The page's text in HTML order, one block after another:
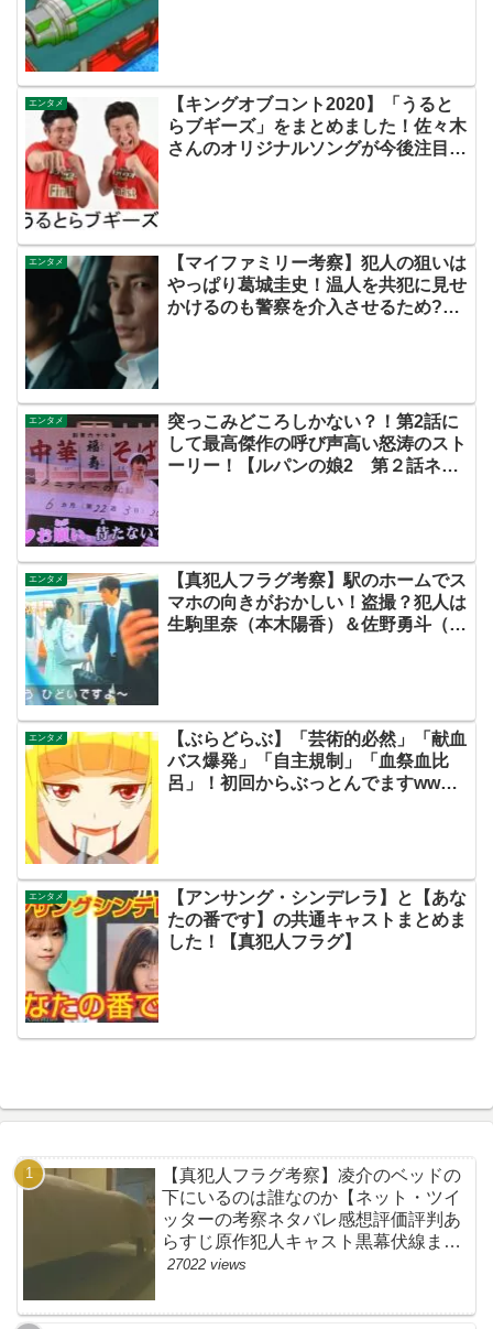
エンタメ
【キングオブコント2020】「うると
らブギーズ」をまとめました！佐々木
さんのオリジナルソングが今後注目さ
エンタメ
【マイファミリー考察】犯人の狙いは
やっぱり葛城圭史！温人を共犯に見せ
かけるのも警察を介入させるため?実
エンタメ
突っこみどころしかない？！第2話に
して最高傑作の呼び声高い怒涛のスト
ーリー！【ルパンの娘2 第２話ネタ
エンタメ
【真犯人フラグ考察】駅のホームでス
マホの向きがおかしい！盗撮？犯人は
生駒里奈（本木陽香）＆佐野勇斗（橘
エンタメ
【ぶらどらぶ】「芸術的必然」「献血
バス爆発」「自主規制」「血祭血比
呂」！初回からぶっとんでますww押
エンタメ
【アンサング・シンデレラ】と【あな
たの番です】の共通キャストまとめま
した！【真犯人フラグ】
【真犯人フラグ考察】凌介のベッドの
下にいるのは誰なのか【ネット・ツイ
ッターの考察ネタバレ感想評価評判あ
らすじ原作犯人キャスト黒幕伏線まと
め】
27022 views